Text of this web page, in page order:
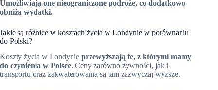
Umożliwiają one nieograniczone podróże, co dodatkowo
obniża wydatki.
Jakie są różnice w kosztach życia w Londynie w porównaniu
do Polski?
Koszty życia w Londynie przewyższają te, z którymi mamy
do czynienia w Polsce. Ceny zarówno żywności, jak i
transportu oraz zakwaterowania są tam zazwyczaj wyższe.